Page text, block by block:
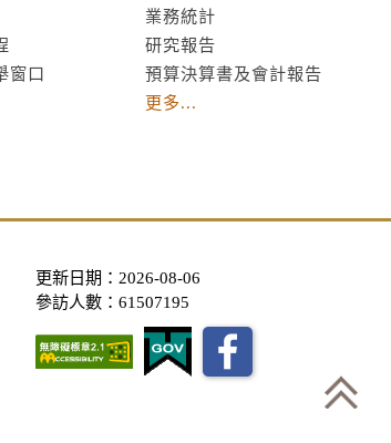
窗口
業務統計
研究報告
預算決算書及會計報告
更多...
更新日期：2026-08-06
參訪人數：61507195